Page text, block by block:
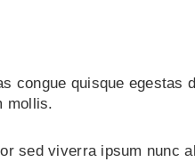
congue quisque egestas
mollis.
sed viverra ipsum nunc